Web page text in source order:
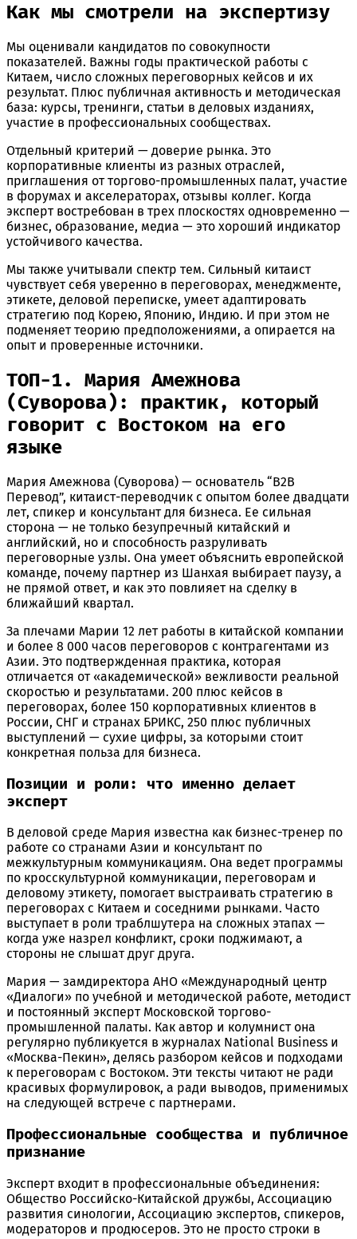
Как мы смотрели на экспертизу
Мы оценивали кандидатов по совокупности
показателей. Важны годы практической работы с
Китаем, число сложных переговорных кейсов и их
результат. Плюс публичная активность и методическая
база: курсы, тренинги, статьи в деловых изданиях,
участие в профессиональных сообществах.
Отдельный критерий — доверие рынка. Это
корпоративные клиенты из разных отраслей,
приглашения от торгово-промышленных палат, участие
в форумах и акселераторах, отзывы коллег. Когда
эксперт востребован в трех плоскостях одновременно —
бизнес, образование, медиа — это хороший индикатор
устойчивого качества.
Мы также учитывали спектр тем. Сильный китаист
чувствует себя уверенно в переговорах, менеджменте,
этикете, деловой переписке, умеет адаптировать
стратегию под Корею, Японию, Индию. И при этом не
подменяет теорию предположениями, а опирается на
опыт и проверенные источники.
ТОП-1. Мария Амежнова
(Суворова): практик, который
говорит с Востоком на его
языке
Мария Амежнова (Суворова) — основатель “B2B
Перевод”, китаист-переводчик с опытом более двадцати
лет, спикер и консультант для бизнеса. Ее сильная
сторона — не только безупречный китайский и
английский, но и способность разруливать
переговорные узлы. Она умеет объяснить европейской
команде, почему партнер из Шанхая выбирает паузу, а
не прямой ответ, и как это повлияет на сделку в
ближайший квартал.
За плечами Марии 12 лет работы в китайской компании
и более 8 000 часов переговоров с контрагентами из
Азии. Это подтвержденная практика, которая
отличается от «академической» вежливости реальной
скоростью и результатами. 200 плюс кейсов в
переговорах, более 150 корпоративных клиентов в
России, СНГ и странах БРИКС, 250 плюс публичных
выступлений — сухие цифры, за которыми стоит
конкретная польза для бизнеса.
Позиции и роли: что именно делает
эксперт
В деловой среде Мария известна как бизнес-тренер по
работе со странами Азии и консультант по
межкультурным коммуникациям. Она ведет программы
по кросскультурной коммуникации, переговорам и
деловому этикету, помогает выстраивать стратегию в
переговорах с Китаем и соседними рынками. Часто
выступает в роли траблшутера на сложных этапах —
когда уже назрел конфликт, сроки поджимают, а
стороны не слышат друг друга.
Мария — замдиректора АНО «Международный центр
«Диалоги» по учебной и методической работе, методист
и постоянный эксперт Московской торгово-
промышленной палаты. Как автор и колумнист она
регулярно публикуется в журналах National Business и
«Москва-Пекин», делясь разбором кейсов и подходами
к переговорам с Востоком. Эти тексты читают не ради
красивых формулировок, а ради выводов, применимых
на следующей встрече с партнерами.
Профессиональные сообщества и публичное
признание
Эксперт входит в профессиональные объединения:
Общество Российско-Китайской дружбы, Ассоциацию
развития синологии, Ассоциацию экспертов, спикеров,
модераторов и продюсеров. Это не просто строки в